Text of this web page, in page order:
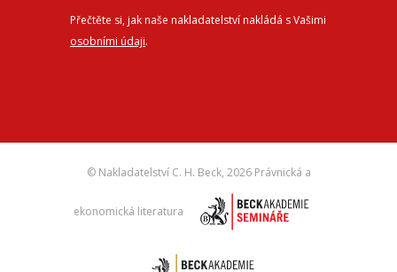
Přečtěte si, jak naše nakladatelství nakládá s Vašimi
osobními údaji.
© Nakladatelství C. H. Beck, 2026 Právnická a
ekonomická literatura